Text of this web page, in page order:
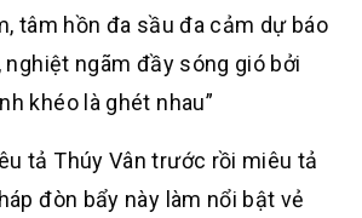
tâm hồn đa sầu đa cảm dự báo
ngãm đầy sóng gió bởi
khéo là ghét nhau”
tả Thúy Vân trước rồi miêu tả
đòn bẩy này làm nổi bật vẻ